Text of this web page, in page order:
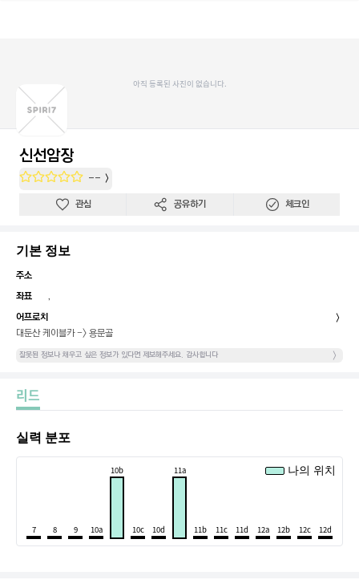
아직 등록된 사진이 없습니다.
신선암장
--
관심
공유하기 체크인
기본 정보
주소
좌표
,
어프로치
대둔산 케이블카 -> 용문골
잘못된 정보나 채우고 싶은 정보가 있다면 제보해주세요. 감사합니다
리드
실력 분포
나의 위치
7 8 9 10a
10b
10c 10d
11a
11b 11c 11d 12a 12b 12c 12d